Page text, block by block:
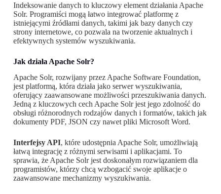
Indeksowanie danych to kluczowy element działania Apache
Solr. Programiści mogą łatwo integrować platformę z
istniejącymi źródłami danych, takimi jak bazy danych czy
strony internetowe, co pozwala na tworzenie aktualnych i
efektywnych systemów wyszukiwania.
Jak działa Apache Solr?
Apache Solr, rozwijany przez Apache Software Foundation,
jest platformą, która działa jako serwer wyszukiwania,
oferujący zaawansowane możliwości przeszukiwania danych.
Jedną z kluczowych cech Apache Solr jest jego zdolność do
obsługi różnorodnych rodzajów danych i formatów, takich jak
dokumenty PDF, JSON czy nawet pliki Microsoft Word.
Interfejsy API, które udostępnia Apache Solr, umożliwiają
łatwą integrację z różnymi serwisami i aplikacjami. To
sprawia, że Apache Solr jest doskonałym rozwiązaniem dla
programistów, którzy chcą wzbogacić swoje aplikacje o
zaawansowane mechanizmy wyszukiwania.